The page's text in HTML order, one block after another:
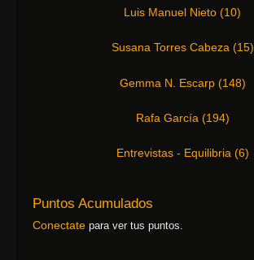
Luis Manuel Nieto (10)
Susana Torres Cabeza (15)
Gemma N. Escarp (148)
Rafa García (194)
Entrevistas - Equilibria (6)
Puntos Acumulados
Conectate para ver tus puntos.